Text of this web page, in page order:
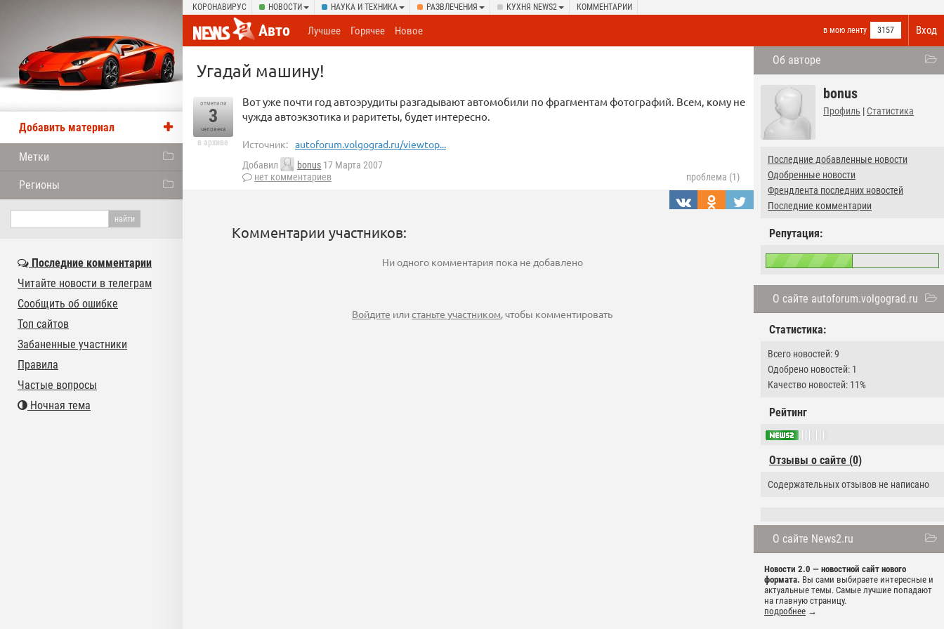
КОРОНАВИРУС НОВОСТИ НАУКА И ТЕХНИКА РАЗВЛЕЧЕНИЯ КУХНЯ NEWS2 КОММЕНТАРИИ
Вход
Авто в мою ленту 3157
Лучшее Горячее Новое
Об авторе
bonus
Профиль | Статистика
Последние добавленные новости
Одобренные новости
Френдлента последних новостей
Последние комментарии
Репутация:
О сайте autoforum.volgograd.ru
Статистика:
Всего новостей: 9
Одобрено новостей: 1
Качество новостей: 11%
Рейтинг
Отзывы о сайте (0)
Содержательных отзывов не написано
О сайте News2.ru
Новости 2.0 — новостной сайт нового
формата. Вы сами выбираете интересные и
актуальные темы. Самые лучшие попадают
на главную страницу.
подробнее →
Угадай машину!
отметили
3
человека
в архиве
Вот уже почти год автоэрудиты разгадывают автомобили по фрагментам фотографий. Всем, кому не
чужда автоэкзотика и раритеты, будет интересно.
Источник: autoforum.volgograd.ru/viewtop...
Добавил bonus 17 Марта 2007
нет комментариев
проблема (1)
Комментарии участников:
Ни одного комментария пока не добавлено
Войдите илистаньте участником, чтобы комментировать
Добавить материал
Метки
Регионы
Последние комментарии
Читайте новости в телеграм
Сообщить об ошибке
Топ сайтов
Забаненные участники
Правила
Частые вопросы
Ночная тема